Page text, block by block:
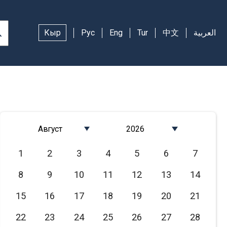
Кыр Рус Eng Tur 中文 العربية
Август
Март
Апрель
Июнь
2026
2024
2023
2021
1 2 3 4 5 6
7
8
9 10 11 12 13
14
15
16 17 18 19 20
21
22
23 24 25 26 27
28